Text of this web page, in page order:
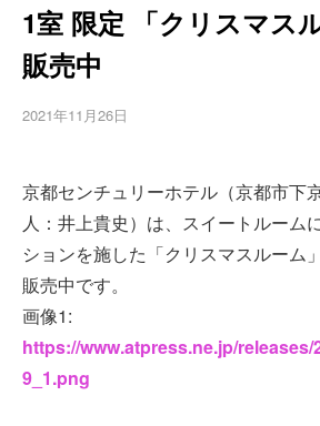
1室 限定 「クリスマス
販売中
2021年11月26日
京都センチュリーホテル（京都市下
人：井上貴史）は、スイートルーム
ションを施した「クリスマスルーム
販売中です。
画像1:
https://www.atpress.ne.jp/releases/
9_1.png